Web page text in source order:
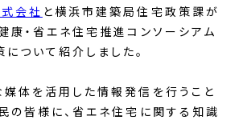
会社 と横浜市建築局住宅政策課が
康・省エネ住宅推進コンソーシアム
ついて紹介しました。
体を活用した情報発信を行うこと
の皆様に、省エネ住宅に関する知識